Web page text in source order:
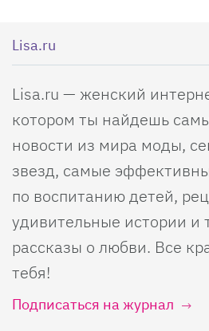
Lisa.ru
Lisa.ru — женский
котором ты найдешь
новости из мира моды,
звезд, самые
по воспитанию детей,
удивительные истории и
рассказы о любви. Все
тебя!
Подписаться на журнал